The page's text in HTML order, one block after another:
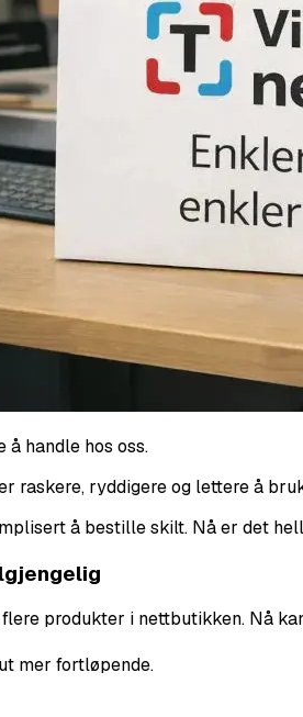
handle hos oss.
raskere, ryddigere og lettere å
å bestille skilt. Nå er det
produkter i nettbutikken. Nå
mer fortløpende.